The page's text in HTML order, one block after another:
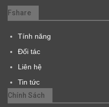
Fshare
Tính năng
Đối tác
Liên hệ
Tin tức
Chính Sách